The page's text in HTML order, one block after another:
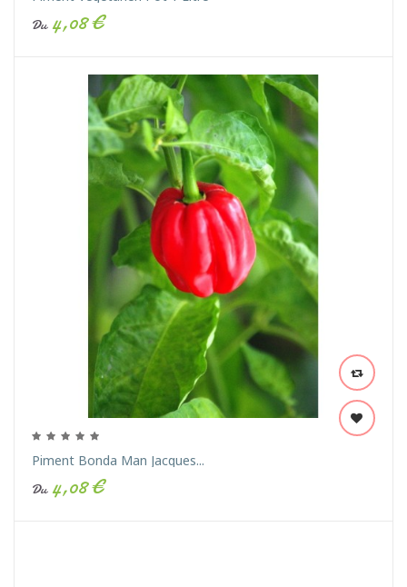
Du 4,08 €
Piment Bonda Man Jacques...
Du 4,08 €